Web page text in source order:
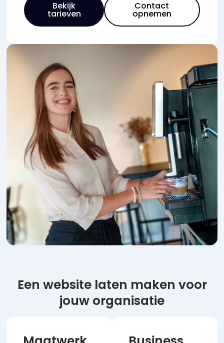
Bekijk
tarieven
Contact
opnemen
Een website laten maken voor
jouw organisatie